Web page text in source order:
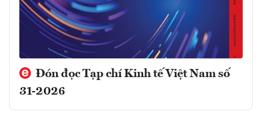
Đón đọc Tạp chí Kinh tế Việt Nam số
31-2026